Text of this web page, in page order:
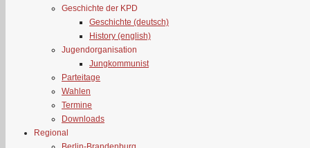
Geschichte der KPD
Geschichte (deutsch)
History (english)
Jugendorganisation
Jungkommunist
Parteitage
Wahlen
Termine
Downloads
Regional